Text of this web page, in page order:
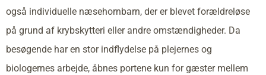
også individuelle næsehornbarn, der er blevet forældreløse
på grund af krybskytteri eller andre omstændigheder. Da
besøgende har en stor indflydelse på plejernes og
biologernes arbejde, åbnes portene kun for gæster mellem